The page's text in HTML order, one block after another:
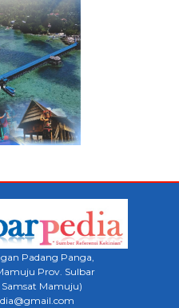
Padang Panga,
Prov. Sulbar
Mamuju)